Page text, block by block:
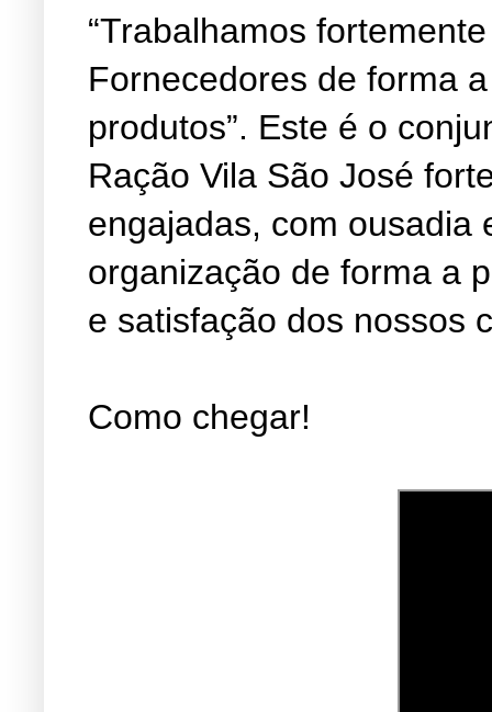
“Trabalhamos
Fornecedores de forma
produtos”. Este é o
Ração Vila São José
engajadas, com ousadia
organização de forma a
e satisfação dos nossos
Como chegar!